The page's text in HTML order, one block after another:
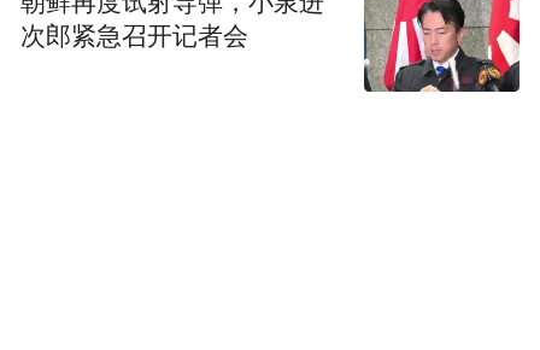
次郎紧急召开记者会